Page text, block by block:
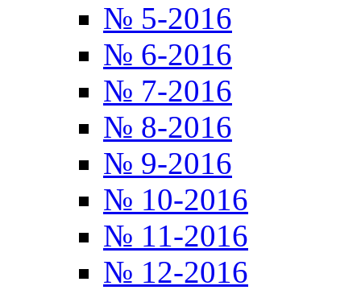
№ 5-2016
№ 6-2016
№ 7-2016
№ 8-2016
№ 9-2016
№ 10-2016
№ 11-2016
№ 12-2016